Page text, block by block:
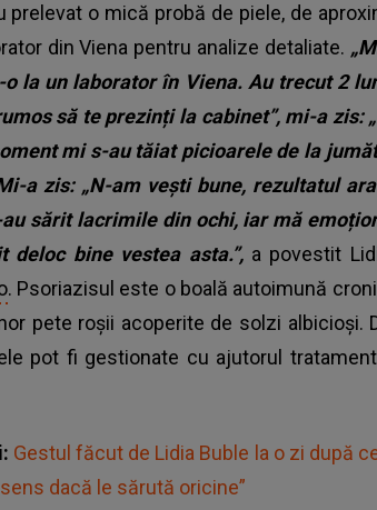
prelevat o mică probă de piele, de
din Viena pentru analize detaliate.
la un laborator în Viena. Au trecut 2
să te prezinți la cabinet”, mi-a zis:
mi s-au tăiat picioarele de la
a zis: „N-am vești bune, rezultatul
sărit lacrimile din ochi, iar mă
deloc bine vestea asta.”, a povestit
. Psoriazisul este o boală autoimună
pete roșii acoperite de solzi albicioși.
pot fi gestionate cu ajutorul
Gestul făcut de Lidia Buble la o zi după
dacă le sărută oricine”